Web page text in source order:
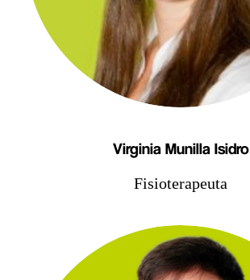
Virginia Munilla Isidro
Fisioterapeuta